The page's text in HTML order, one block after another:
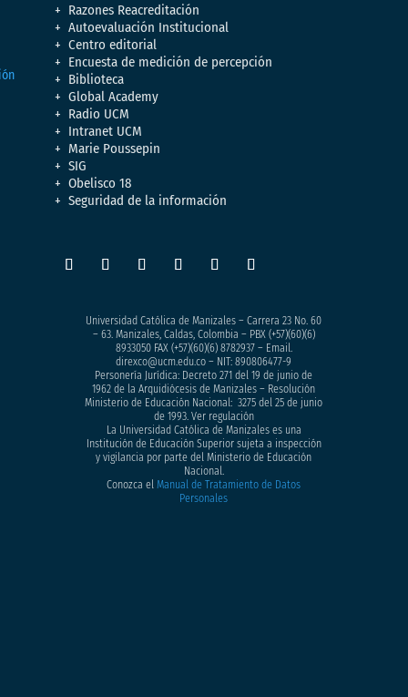
Razones Reacreditación
Autoevaluación Institucional
Centro editorial
Encuesta de medición de percepción
Biblioteca
Global Academy
Radio UCM
Intranet UCM
Marie Poussepin
SIG
Obelisco 18
Seguridad de la información
Universidad Católica de Manizales – Carrera 23 No. 60
– 63. Manizales, Caldas, Colombia – PBX (+57)(60)(6)
8933050FAX (+57)(60)(6) 8782937 – Email.
direxco@ucm.edu.co – NIT: 890806477-9
Personería Jurídica: Decreto 271 del 19 de junio de
1962 de la Arquidiócesis de Manizales – Resolución
Ministerio de Educación Nacional: 3275 del 25 de junio
de 1993. Ver regulación
La Universidad Católica de Manizales es una
Institución de Educación Superior sujeta a inspección
y vigilancia por parte del Ministerio de Educación
Nacional.
Conozca elManual de Tratamiento de Datos
Personales